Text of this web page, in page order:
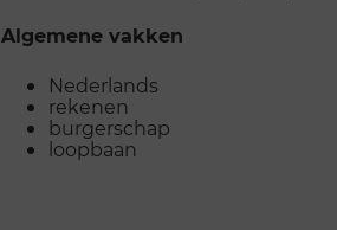
Algemene vakken
Nederlands
rekenen
burgerschap
loopbaan